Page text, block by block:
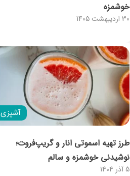
30 اردیبهشت 1405
خوشمزه
آشپزی
5 آذر 1404
طرز تهیه اسموتی انار و گریپ‌فروت؛
نوشیدنی خوشمزه و سالم